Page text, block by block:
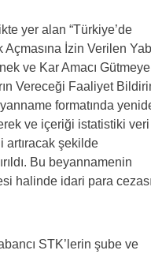
yer alan “Türkiye’de
Açmasına İzin Verilen
ve Kar Amacı
Vereceği Faaliyet
formatında
ve içeriği istatistiki veri
artıracak şekilde
Bu beyannamenin
halinde idari para cezası
STK’lerin şube ve